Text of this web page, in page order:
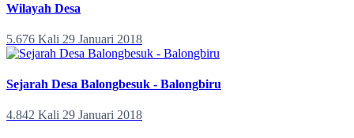
Wilayah Desa
5.676 Kali 29 Januari 2018
Sejarah Desa Balongbesuk - Balongbiru
4.842 Kali 29 Januari 2018